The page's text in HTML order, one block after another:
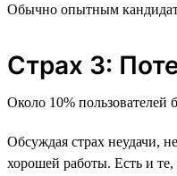
Обычно опытным
Страх 3:
Около 10% пользователей
Обсуждая страх неудачи,
хорошей работы. Есть и